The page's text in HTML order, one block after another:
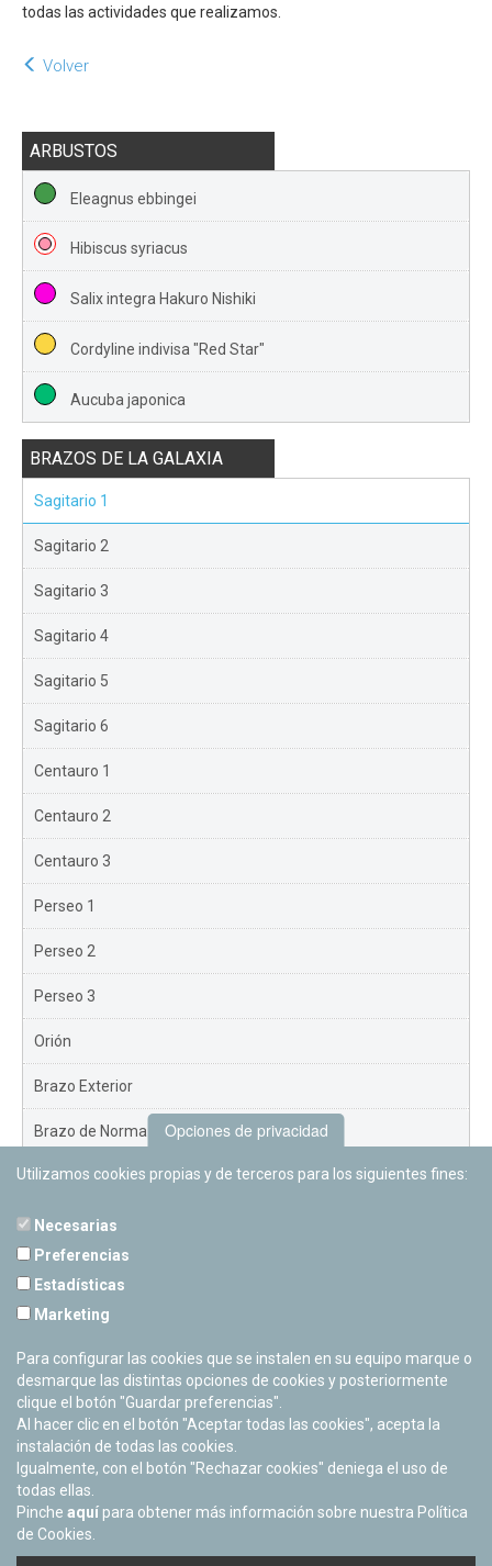
todas las actividades que realizamos.
Volver
ARBUSTOS
Eleagnus ebbingei
Hibiscus syriacus
Salix integra Hakuro Nishiki
Cordyline indivisa "Red Star"
Aucuba japonica
BRAZOS DE LA GALAXIA
Sagitario 1
Sagitario 2
Sagitario 3
Sagitario 4
Sagitario 5
Sagitario 6
Centauro 1
Centauro 2
Centauro 3
Perseo 1
Perseo 2
Perseo 3
Orión
Brazo Exterior
Brazo de Norma
Nuevo Exterior
Cerrado Temporalmente
Opciones de privacidad
Utilizamos cookies propias y de terceros para los siguientes fines:
Necesarias
Preferencias
Estadísticas
Marketing
Para configurar las cookies que se instalen en su equipo marque o
desmarque las distintas opciones de cookies y posteriormente
clique el botón "Guardar preferencias".
Al hacer clic en el botón "Aceptar todas las cookies", acepta la
instalación de todas las cookies.
Igualmente, con el botón "Rechazar cookies" deniega el uso de
todas ellas.
Pinche aquí para obtener más información sobre nuestra Política
de Cookies.